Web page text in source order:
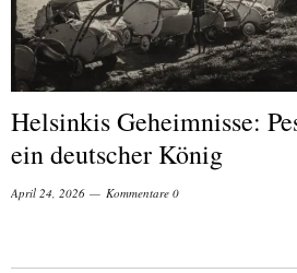
Helsinkis Geheimnisse:
ein deutscher König
April 24, 2026 Kommentare 0